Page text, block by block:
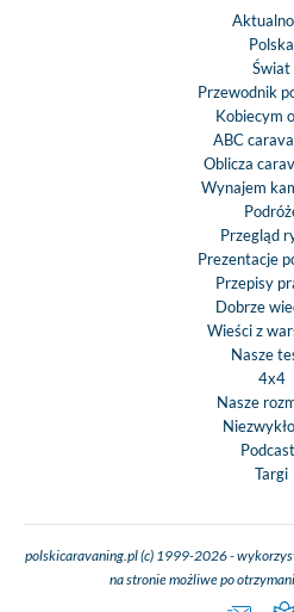
Polska
Świat
Przewodnik
Kobiecym
ABC
Oblicza
Wynajem
Przegląd
Prezentacje
Przepisy
Dobrze
Wieści z
Nasze
4x4
Nasze
Targi
polskicaravaning.pl (c) 1999-2026 -
na stronie możliwe po